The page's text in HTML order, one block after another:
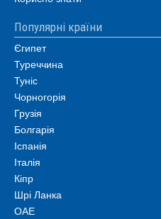
Популярні країни
Єгипет
Туреччина
Туніс
Чорногорія
Грузія
Болгарія
Іспанія
Італія
Кіпр
Шрі Ланка
ОАЕ